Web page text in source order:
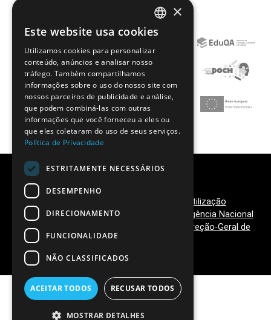
Termos de Utilização
©
2026 Clubes Ciência Viva,
Ciência Viva - Agência Nacional
para a Cultura Científica e Tecnológica
Direção-Geral de
Educação
PORTUGUESE
ENGLISH
×
Este website usa cookies
Utilizamos cookies para personalizar
conteúdo, anúncios e analisar nosso
tráfego. Também compartilhamos
informações sobre o uso do nosso site com
nossos parceiros de publicidade e análise,
que podem combiná-las com outras
informações que você forneceu a eles ou
que eles coletaram do uso de seus serviços.
Política de Privacidade
ESTRITAMENTE NECESSÁRIOS
DESEMPENHO
DIRECIONAMENTO
FUNCIONALIDADE
NÃO CLASSIFICADOS
ACEITAR TODOS RECUSAR TODOS
MOSTRAR DETALHES